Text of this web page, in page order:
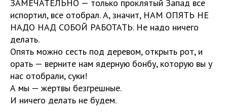
ЗАМЕЧАТЕЛЬНО — только проклятый Запад все
испортил, все отобрал. А, значит, НАМ ОПЯТЬ НЕ
НАДО НАД СОБОЙ РАБОТАТЬ. Не надо ничего
делать.
Опять можно сесть под деревом, открыть рот, и
орать — верните нам ядерную бонбу, которую вы у
нас отобрали, суки!
А мы — жертвы безгрешные.
И ничего делать не будем.